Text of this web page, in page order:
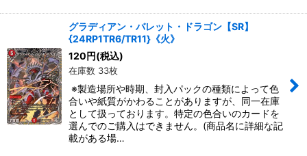
グラディアン・バレット・ドラゴン【SR】
{24RP1TR6/TR11}《火》
120 円(税込)
在庫数 33枚
※製造場所や時期、封入パックの種類によって色
合いや紙質がかわることがありますが、同一在庫
として扱っております。特定の色合いのカードを
選んでのご購入はできません。(商品名に詳細な記
載がある場…